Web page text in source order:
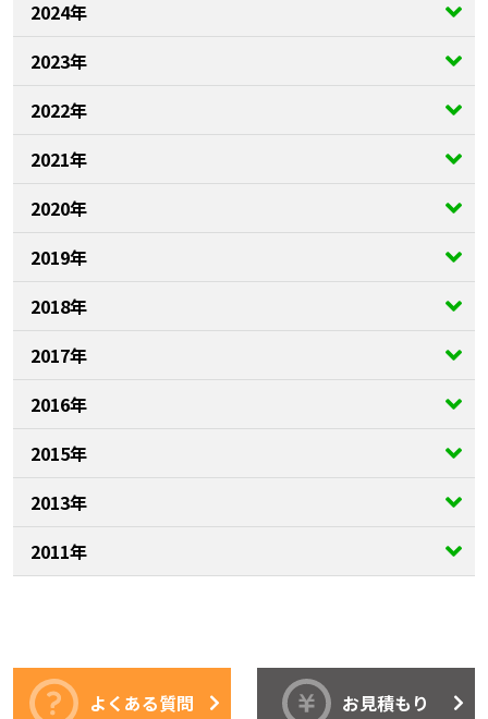
2024年
2023年
2022年
2021年
2020年
2019年
2018年
2017年
2016年
2015年
2013年
2011年
よくある質問 お見積もり